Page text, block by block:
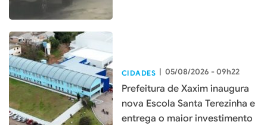
CIDADES | 05/08/2026 - 09h22
Prefeitura de Xaxim inaugura
nova Escola Santa Terezinha e
entrega o maior investimento